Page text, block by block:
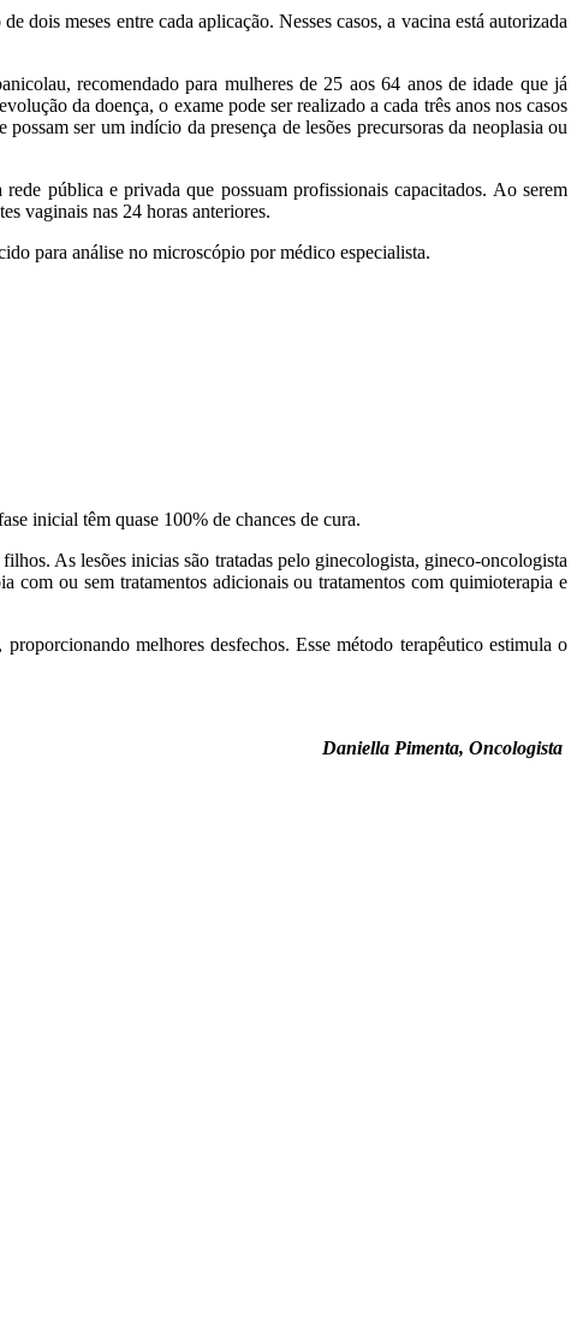
meses entre cada aplicação. Nesses casos, a vacina está autorizada
recomendado para mulheres de 25 aos 64 anos de idade que já
da doença, o exame pode ser realizado a cada três anos nos casos
ser um indício da presença de lesões precursoras da neoplasia ou
pública e privada que possuam profissionais capacitados. Ao serem
vaginais nas 24 horas anteriores.
para análise no microscópio por médico especialista.
inicial têm quase 100% de chances de cura.
As lesões inicias são tratadas pelo ginecologista, gineco-oncologista
com ou sem tratamentos adicionais ou tratamentos com quimioterapia e
melhores desfechos. Esse método terapêutico estimula o
Daniella Pimenta, Oncologista